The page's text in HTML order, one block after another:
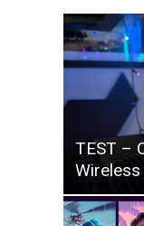
TEST –
Wireless